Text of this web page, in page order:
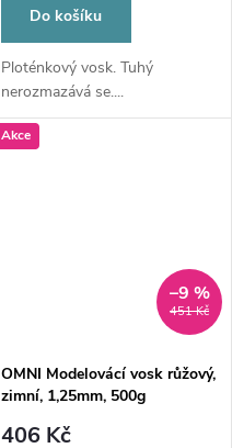
Do košíku
Ploténkový vosk. Tuhý
nerozmazává se....
Akce
451 Kč
–9 %
OMNI Modelovácí vosk růžový,
zimní, 1,25mm, 500g
406 Kč